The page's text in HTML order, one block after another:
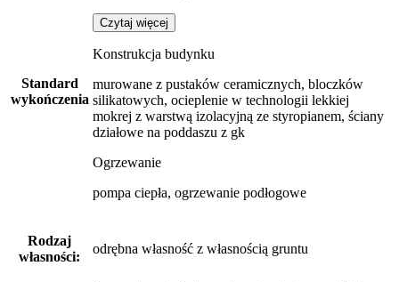
Standard
wykończenia
Czytaj więcej
Konstrukcja budynku
murowane z pustaków ceramicznych, bloczków
silikatowych, ocieplenie w technologii lekkiej
mokrej z warstwą izolacyjną ze styropianem, ściany
działowe na poddaszu z gk
Ogrzewanie
pompa ciepła, ogrzewanie podłogowe
Rodzaj
własności:
odrębna własność z własnością gruntu